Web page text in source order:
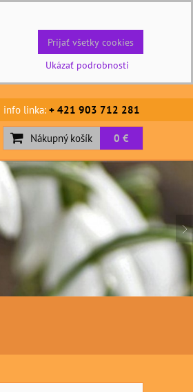
info linka: + 421 903 712 281
Nákupný košík 0 €
Ukázať podrobnosti
Prijať všetky cookies